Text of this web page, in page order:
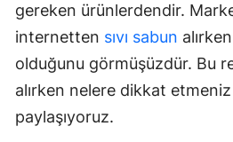
gereken ürünlerdendir.
internetten sıvı sabun
olduğunu görmüşüzdür. Bu
alırken nelere dikkat
paylaşıyoruz.